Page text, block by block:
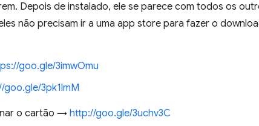
Depois de instalado, ele se parece com todos os
não precisam ir a uma app store para fazer o
goo.gle/3imwOmu
goo.gle/3pk1lmM
o cartão → http://goo.gle/3uchv3C